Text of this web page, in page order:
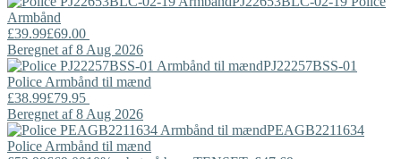
Armbånd
£39.99£69.00
Beregnet af 8 Aug 2026
PJ22257BSS-01
Police Armbånd til mænd
£38.99£79.95
Beregnet af 8 Aug 2026
PEAGB2211634
Police Armbånd til mænd